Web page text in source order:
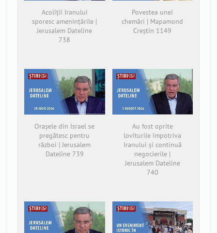
Acoliții Iranului
sporesc amenințările |
Jerusalem Dateline
738
Povestea unei
chemări | Mapamond
Creștin 1149
Orașele din Israel se
pregătesc pentru
război | Jerusalem
Dateline 739
Au fost oprite
loviturile împotriva
Iranului și continuă
negocierile |
Jerusalem Dateline
740